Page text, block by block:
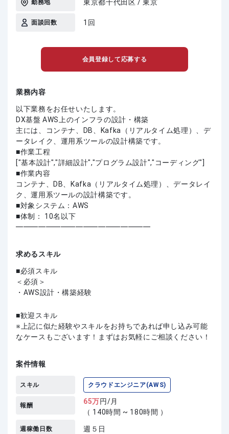
勤務地 東京都千代田区 / 東京
面談回数 1回
会員登録して応募する
業務内容
以下業務をお任せいたします。
DX基盤 AWS上のインフラの設計・構築
主には、コンテナ、DB、Kafka（リアルタイム処理）、デ
ータレイク、運用系ツールの設計構築です。
■作業工程
["基本設計","詳細設計","プログラム設計","コーディング"]
■作業内容
コンテナ、DB、Kafka（リアルタイム処理）、データレイ
ク、運用系ツールの設計構築です。
■対象システム：AWS
■体制： 10名以下
━━━━━━━━━━━━━━━━━━
求めるスキル
必須スキル
＜必須＞
・AWS設計・構築経験
歓迎スキル
上記に似た経験やスキルをお持ちであれば申し込み可能
なケースもございます！まずはお気軽にご相談ください！
案件情報
スキル クラウドエンジニア(AWS)
報酬 65万円/月
（ 140時間 ~ 180時間 ）
週稼働日数 週５日